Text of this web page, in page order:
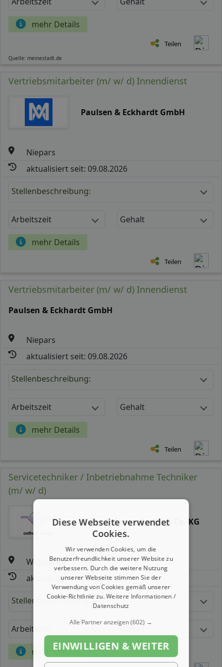
mehr Details
Teilen
Quelle: meinestadt.de
Vertriebsmitarbeiter (m/ w/ d) Innendienst
Paulsen & Eckhardt GmbH
Niepars
aktualisiert seit: 09.08.2026
Stellenbeschreibung:
Arbeitszeit Gehalt
mehr Details
Teilen
Vertriebsmitarbeiter (m/ w/ d) Innendienst
Paulsen & Eckhardt GmbH
Niepars
aktualisiert seit: 09.08.2026
Stellenbeschreibung:
Arbeitszeit Gehalt
mehr Details
Teilen
Servicetechniker / Inbetriebnahme Techniker
(m/ w/ d)
Osthoff-Senge GmbH & Co. KG
Wuppertal
aktualisiert seit: 29.06.2026
Stellenbeschreibung:
Arbeitszeit Gehalt
mehr Details
Diese Webseite verwendet
Cookies.
Wir verwenden Cookies, um die
Benutzerfreundlichkeit unserer Website zu
verbessern. Durch die weitere Nutzung
unserer Webseite stimmen Sie der
Verwendung von Cookies gemäß unserer
Cookie-Richtlinie zu.Weitere Informationen /
Datenschutz
Alle Partner anzeigen(602) →
EINWILLIGEN & WEITER